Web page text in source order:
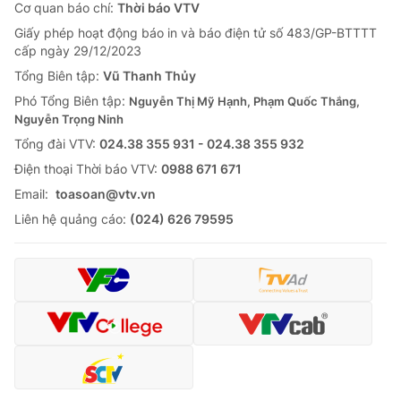
Sản phẩm
Thị trường
Tư vấn
Lịch phát sóng
Chuyên mục khác
Emagazine Podcast
Photo
VTV Money
VTV Sức khoẻ
Cơ quan báo chí: Thời báo VTV
Giấy phép hoạt động báo in và báo điện tử số 483/GP-BTTTT
cấp ngày 29/12/2023
Tổng Biên tập: Vũ Thanh Thủy
Phó Tổng Biên tập: Nguyễn Thị Mỹ Hạnh, Phạm Quốc Thắng,
Nguyễn Trọng Ninh
Tổng đài VTV: 024.38 355 931 - 024.38 355 932
Ðiện thoại Thời báo VTV: 0988 671 671
Email: toasoan@vtv.vn
Liên hệ quảng cáo: (024) 626 79595